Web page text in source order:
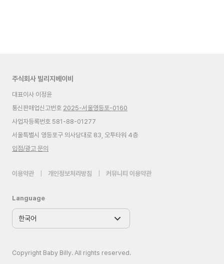
주식회사 빌리지베이비
대표이사 이정윤
통신판매업신고번호 2025-서울영등포-0160
사업자등록번호 581-88-01277
서울특별시 영등포구 의사당대로 83, 오투타워 4층
입점/광고 문의
이용약관 개인정보처리방침 커뮤니티 이용약관
Language
Copyright Baby Billy. All rights reserved.